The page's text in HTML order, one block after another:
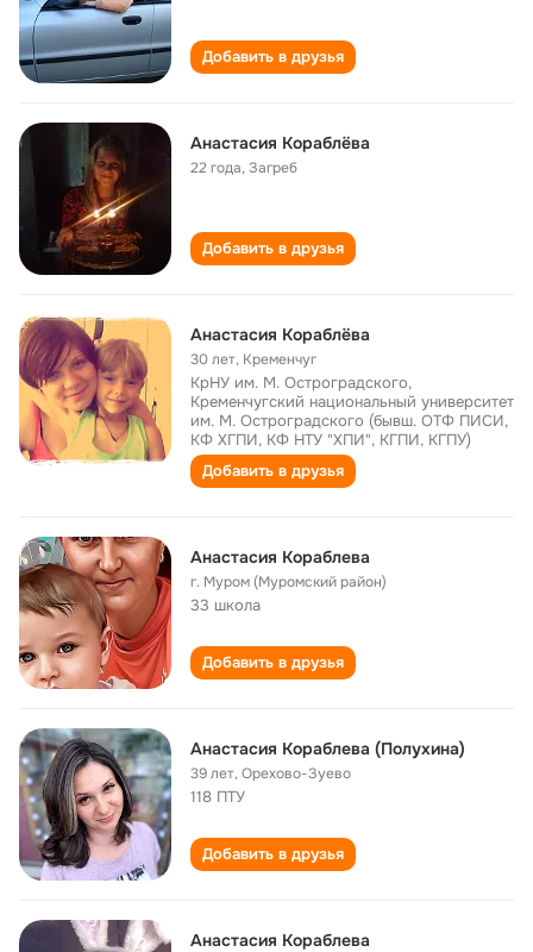
Добавить в друзья
Анастасия Кораблёва
22 года,Загреб
Добавить в друзья
Анастасия Кораблёва
30 лет, Кременчуг
КрНУ им. М. Остроградского,
Кременчугский национальный университет
им. М. Остроградского (бывш. ОТФ ПИСИ,
КФ ХГПИ, КФ НТУ "ХПИ", КГПИ, КГПУ)
Добавить в друзья
Анастасия Кораблева
г. Муром (Муромский район)
33 школа
Добавить в друзья
Анастасия Кораблева (Полухина)
39 лет,Орехово-Зуево
118 ПТУ
Добавить в друзья
Aнастасия Кораблева